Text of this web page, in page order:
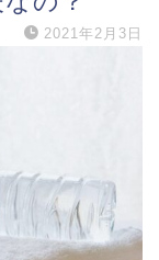
2021年2月3日